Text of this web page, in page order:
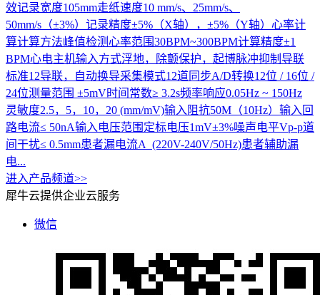
效记录宽度105mm走纸速度10 mm/s、25mm/s、
50mm/s（±3%）记录精度±5%（X轴），±5%（Y轴）心率计
算计算方法峰值检测心率范围30BPM~300BPM计算精度±1
BPM心电主机输入方式浮地，除颤保护，起博脉冲抑制导联
标准12导联，自动换导采集模式12道同步A/D转换12位 / 16位 /
24位测量范围 ±5mV时间常数≥ 3.2s频率响应0.05Hz ~ 150Hz
灵敏度2.5，5，10，20 (mm/mV)输入阻抗50M（10Hz）输入回
路电流≤ 50nA输入电压范围定标电压1mV±3%噪声电平Vp-p道
间干扰≤ 0.5mm患者漏电流A (220V-240V/50Hz)患者辅助漏
电...
进入产品频道>>
犀牛云提供企业云服务
微信